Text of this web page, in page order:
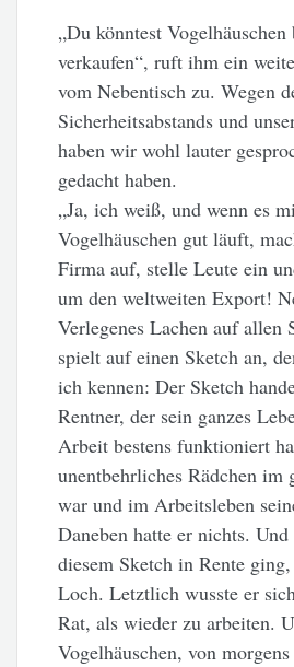
„Du könntest Vogelhäuschen
verkaufen“, ruft ihm ein
vom Nebentisch zu. Wegen
Sicherheitsabstands und
haben wir wohl lauter
gedacht haben.
„Ja, ich weiß, und wenn es
Vogelhäuschen gut läuft,
Firma auf, stelle Leute ein
um den weltweiten Export!
Verlegenes Lachen auf allen
spielt auf einen Sketch an,
ich kennen: Der Sketch
Rentner, der sein ganzes
Arbeit bestens funktioniert
unentbehrliches Rädchen im
war und im Arbeitsleben
Daneben hatte er nichts.
diesem Sketch in Rente
Loch. Letztlich wusste er
Rat, als wieder zu arbeiten.
Vogelhäuschen, von